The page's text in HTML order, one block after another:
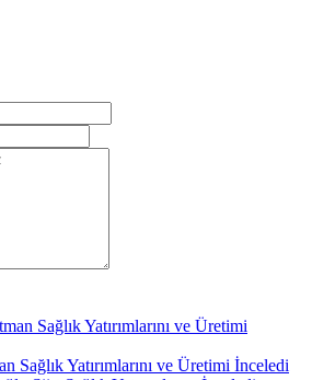
Sağlık Yatırımlarını ve Üretimi İnceledi